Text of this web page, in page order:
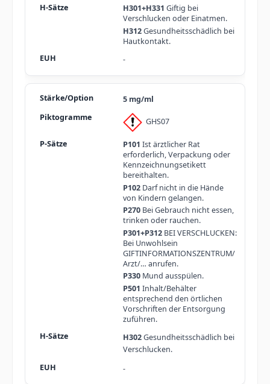
H301+H331 Giftig bei
Verschlucken oder Einatmen.
H312Gesundheitsschädlich bei
Hautkontakt.
-
5 mg/ml
GHS07
P101 Ist ärztlicher Rat
erforderlich, Verpackung oder
Kennzeichnungsetikett
bereithalten.
P102Darf nicht in die Hände
von Kindern gelangen.
P270Bei Gebrauch nicht essen,
trinken oder rauchen.
P301+P312BEI VERSCHLUCKEN:
Bei Unwohlsein
GIFTINFORMATIONSZENTRUM/
Arzt/… anrufen.
P330Mund ausspülen.
P501 Inhalt/Behälter
entsprechend den örtlichen
Vorschriften der Entsorgung
zuführen.
H302Gesundheitsschädlich bei
Verschlucken.
-